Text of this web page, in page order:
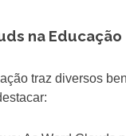
na Educação
traz diversos